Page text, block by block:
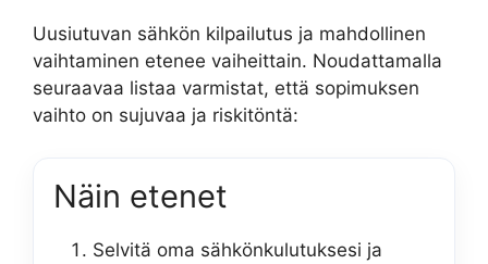
Uusiutuvan sähkön kilpailutus ja mahdollinen
vaihtaminen etenee vaiheittain. Noudattamalla
seuraavaa listaa varmistat, että sopimuksen
vaihto on sujuvaa ja riskitöntä:
Näin etenet
Selvitä oma sähkönkulutuksesi ja